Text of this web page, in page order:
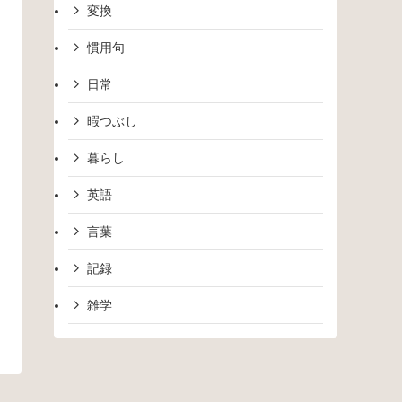
変換
慣用句
日常
暇つぶし
暮らし
英語
言葉
記録
雑学